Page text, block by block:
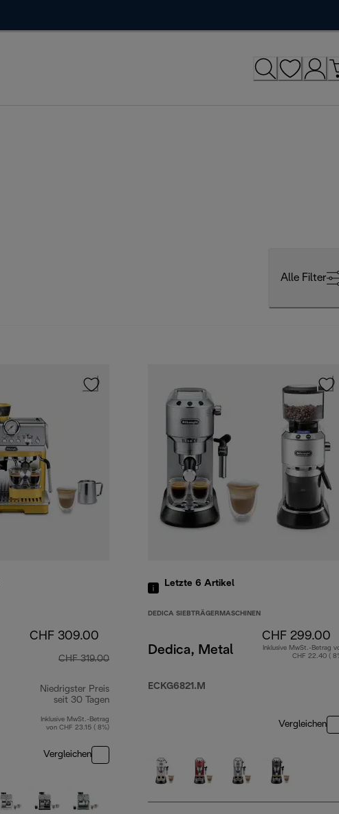
Alle Filter
CHF 309.00
CHF 319.00
Niedrigster Preis
seit 30 Tagen
Inklusive MwSt.-Betrag
von CHF 23.15 ( 8%)
Vergleichen
Letzte 6 Artikel
DEDICA SIEBTRÄGERMASCHINEN
Dedica, Metal
ECKG6821.M
CHF 299.00
Inklusive MwSt.-Betrag
CHF 22.40 (
Vergleichen